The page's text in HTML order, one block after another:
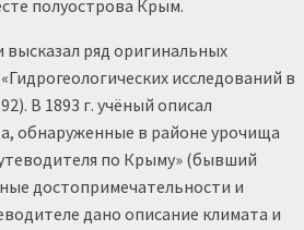
полуострова Крым.
высказал ряд оригинальных
исследований в
В 1893 г. учёный описал
обнаруженные в районе урочища
по Крыму» (бывший
достопримечательности и
дано описание климата и